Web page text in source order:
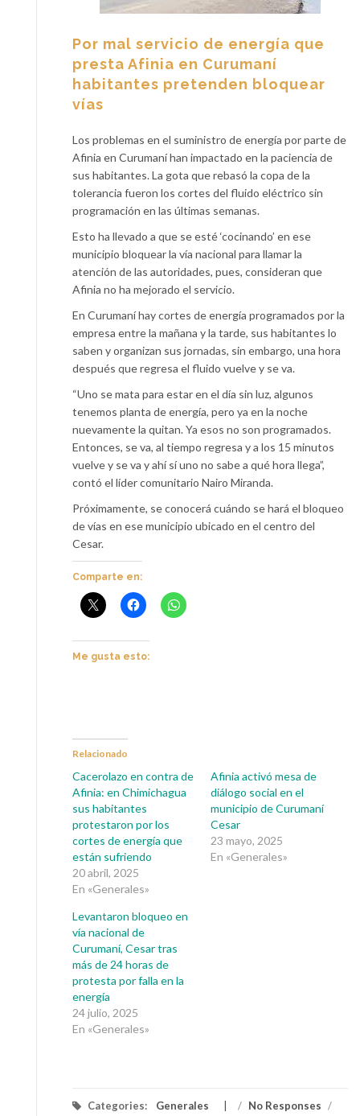
Por mal servicio de energía que
presta Afinia en Curumaní
habitantes pretenden bloquear
vías
Los problemas en el suministro de energía por parte de
Afinia en Curumaní han impactado en la paciencia de
sus habitantes. La gota que rebasó la copa de la
tolerancia fueron los cortes del fluido eléctrico sin
programación en las últimas semanas.
Esto ha llevado a que se esté ‘cocinando’ en ese
municipio bloquear la vía nacional para llamar la
atención de las autoridades, pues, consideran que
Afinia no ha mejorado el servicio.
En Curumaní hay cortes de energía programados por la
empresa entre la mañana y la tarde, sus habitantes lo
saben y organizan sus jornadas, sin embargo, una hora
después que regresa el fluido vuelve y se va.
“Uno se mata para estar en el día sin luz, algunos
tenemos planta de energía, pero ya en la noche
nuevamente la quitan. Ya esos no son programados.
Entonces, se va, al tiempo regresa y a los 15 minutos
vuelve y se va y ahí sí uno no sabe a qué hora llega”,
contó el líder comunitario Nairo Miranda.
Próximamente, se conocerá cuándo se hará el bloqueo
de vías en ese municipio ubicado en el centro del
Cesar.
Comparte en:
Me gusta esto:
Relacionado
Cacerolazo en contra de
Afinia: en Chimichagua
sus habitantes
protestaron por los
cortes de energía que
están sufriendo
20 abril, 2025
En «Generales»
Afinia activó mesa de
diálogo social en el
municipio de Curumaní
Cesar
23 mayo, 2025
En «Generales»
Levantaron bloqueo en
vía nacional de
Curumaní, Cesar tras
más de 24 horas de
protesta por falla en la
energía
24 julio, 2025
En «Generales»
Categories: Generales / No Responses /